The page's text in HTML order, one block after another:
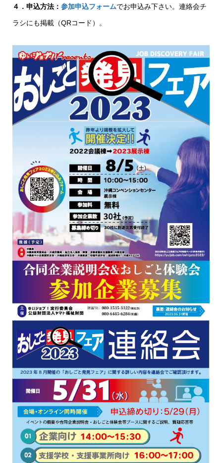
４．申込方法： 参加申込フォームでお申込み下さい。連絡会チ
ラシにも掲載（QRコード）。